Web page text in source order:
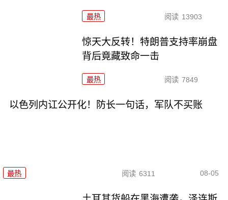
最热 阅读 13903
惊天大反转！特朗普支持率崩盘
背后竟藏致命一击
最热 阅读 7849
以色列内讧公开化！防长一句话，军队不买账
最热 阅读 6311 08-05